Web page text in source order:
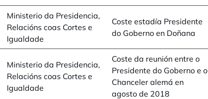
tab
Ministerio da Presidencia,
Relacións coas Cortes e
Igualdade
Coste estadía Presidente
do Goberno en Doñana
tab
Ministerio da Presidencia,
Relacións coas Cortes e
Igualdade
Coste da reunión entre o
Presidente do Goberno e o
Chanceler alemá en
agosto de 2018